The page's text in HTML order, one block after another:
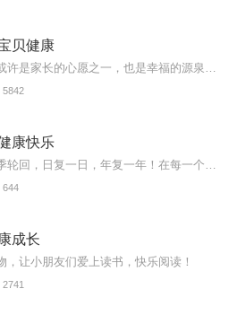
贝健康
5842
康快乐
644
成长
，让小朋友们爱上读书，快乐阅读！
2741